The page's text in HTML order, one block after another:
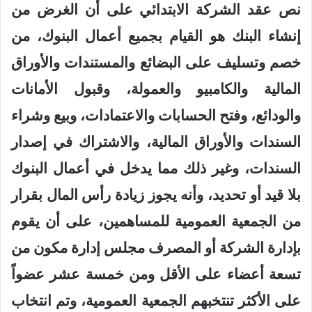
نص عقد الشركة الابتدائي على أن الغرض من
إنشاء البنك هو القيام بجميع أعمال البنوك، من
خصم وتسليف على البضائع والمستندات والأوراق
المالية والكامبيو والعمولة، وقبول الأمانات
والودائع، وفتح الحسابات والاعتمادات، وبيع وشراء
السندات والأوراق المالية، والاشتراك في إصدار
السندات، وغير ذلك مما يدخل في أعمال البنوك
بلا قيد أو تحديد، وأنه يجوز زيادة رأس المال بقرار
من الجمعية العمومية للمساهمين، على أن يقوم
بإدارة الشركة أو المصرف مجلس إدارة مكون من
تسعة أعضاء على الأقل ومن خمسة عشر عضواً
على الأكثر تنتخبهم الجمعية العمومية، وتم انتخاب